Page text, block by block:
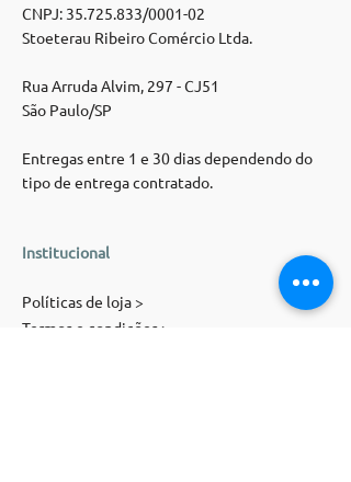
CNPJ: 35.725.833/0001-02
Stoeterau Ribeiro Comércio Ltda.
Rua Arruda Alvim, 297 - CJ51
São Paulo/SP
Entregas entre 1 e 30 dias dependendo do
tipo de entrega contratado.
Institucional
Políticas de loja >
Termos e condições >